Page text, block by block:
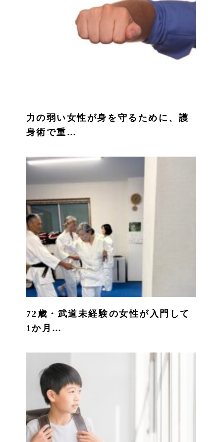
力の弱い女性が身を守るために、護
身術で重…
72歳・武道未経験の女性が入門して
1か月…